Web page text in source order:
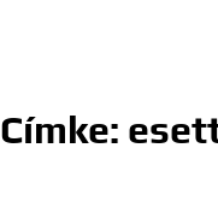
Címke: